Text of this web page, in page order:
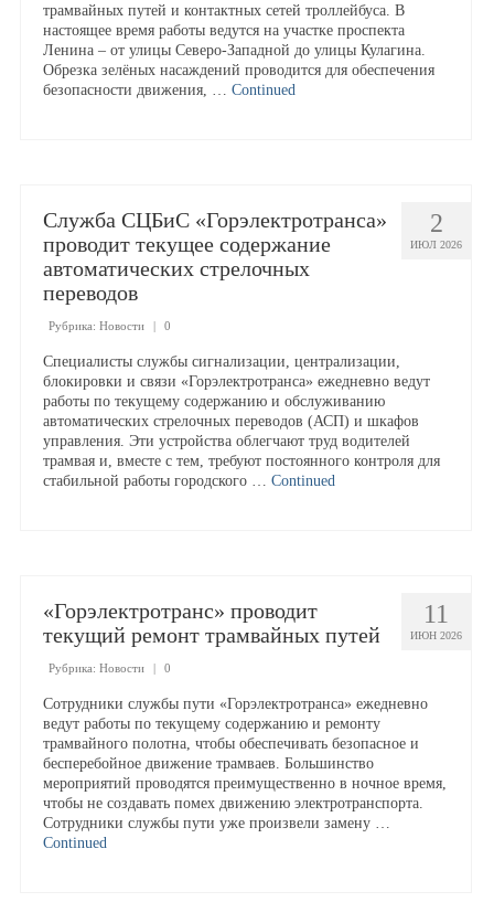
трамвайных путей и контактных сетей троллейбуса. В
настоящее время работы ведутся на участке проспекта
Ленина – от улицы Северо-Западной до улицы Кулагина.
Обрезка зелёных насаждений проводится для обеспечения
безопасности движения, … Continued
2
ИЮЛ 2026
Служба СЦБиС «Горэлектротранса»
проводит текущее содержание
автоматических стрелочных
переводов
Рубрика: Новости | 0
Специалисты службы сигнализации, централизации,
блокировки и связи «Горэлектротранса» ежедневно ведут
работы по текущему содержанию и обслуживанию
автоматических стрелочных переводов (АСП) и шкафов
управления. Эти устройства облегчают труд водителей
трамвая и, вместе с тем, требуют постоянного контроля для
стабильной работы городского … Continued
11
ИЮН 2026
«Горэлектротранс» проводит
текущий ремонт трамвайных путей
Рубрика: Новости | 0
Сотрудники службы пути «Горэлектротранса» ежедневно
ведут работы по текущему содержанию и ремонту
трамвайного полотна, чтобы обеспечивать безопасное и
бесперебойное движение трамваев. Большинство
мероприятий проводятся преимущественно в ночное время,
чтобы не создавать помех движению электротранспорта.
Сотрудники службы пути уже произвели замену …
Continued